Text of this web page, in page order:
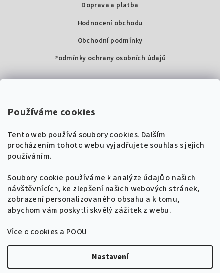
Používáme cookies
Tento web používá soubory cookies. Dalším
procházením tohoto webu vyjadřujete souhlas s jejich
používáním.
Soubory cookie používáme k analýze údajů o našich
návštěvnících, ke zlepšení našich webových stránek,
zobrazení personalizovaného obsahu a k tomu,
abychom vám poskytli skvělý zážitek z webu.
Více o cookies a POOU
Nastavení
Doprava a platba
Hodnocení obchodu
Obchodní podmínky
Podmínky ochrany osobních údajů
Super Noty, s.r.o.
IČ: 04568672
+420 604 485 792
info@supernoty.cz
V pracovních dnech od 8:00 do 17:00
VISA
🎸 Naladíme tě na nové zpěvníky!
Získej tipy, novinky a 10 % slevuna první
objednávku.
Přihlásit se k odběru
Zásady zpracování osobních údajů